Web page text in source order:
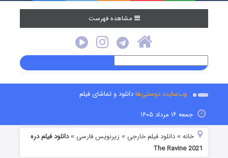
مشاهده فهرست
وب‌سایت دوستی‌هادانلود و تماشای فیلم
جمعه ۱۶ مرداد ۱۴۰۵
خانه »دانلود فیلم خارجی » زیرنویس فارسی »دانلود فیلم دره
The Ravine 2021